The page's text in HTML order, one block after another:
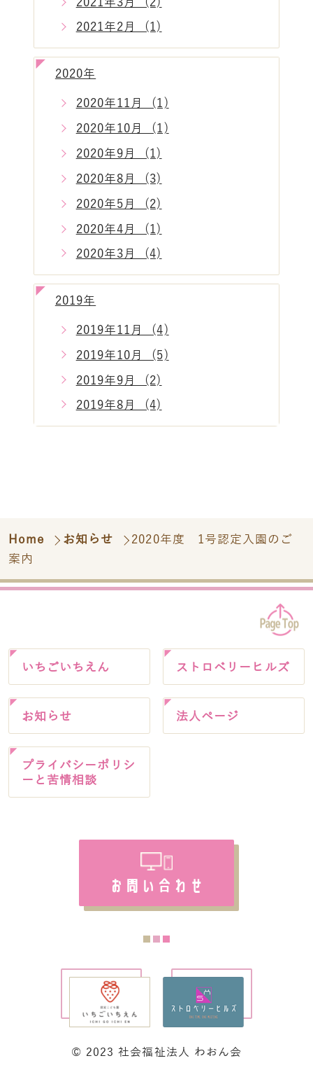
2021年2月 (1)
2020年
2020年11月 (1)
2020年10月 (1)
2020年9月 (1)
2020年8月 (3)
2020年5月 (2)
2020年4月 (1)
2020年3月 (4)
2019年
2019年11月 (4)
2019年10月 (5)
2019年9月 (2)
2019年8月 (4)
Home お知らせ
2020年度 1号認定入園のご
案内
いちごいちえん ストロベリーヒルズ
お知らせ 法人ページ
プライバシーポリシ
ーと苦情相談
お問い合わせ
© 2023 社会福祉法人 わおん会